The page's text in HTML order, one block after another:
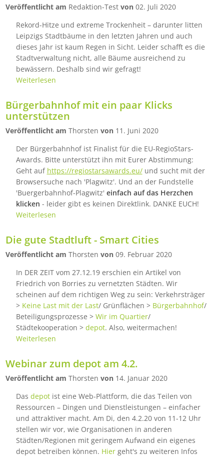
Veröffentlicht am Redaktion-Test von 02. Juli 2020
Rekord-Hitze und extreme Trockenheit – darunter litten
Leipzigs Stadtbäume in den letzten Jahren und auch
dieses Jahr ist kaum Regen in Sicht. Leider schafft es die
Stadtverwaltung nicht, alle Bäume ausreichend zu
bewässern. Deshalb sind wir gefragt!
Weiterlesen
Bürgerbahnhof mit ein paar Klicks
unterstützen
Veröffentlicht am Thorsten von 11. Juni 2020
Der Bürgerbahnhof ist Finalist für die EU-RegioStars-
Awards. Bitte unterstützt ihn mit Eurer Abstimmung:
Geht auf https://regiostarsawards.eu/und sucht mit der
Browsersuche nach 'Plagwitz'. Und an der Fundstelle
'Buergerbahnhof-Plagwitz' einfach auf das Herzchen
klicken - leider gibt es keinen Direktlink. DANKE EUCH!
Weiterlesen
Die gute Stadtluft - Smart Cities
Veröffentlicht am Thorsten von 09. Februar 2020
In DER ZEIT vom 27.12.19 erschien ein Artikel von
Friedrich von Borries zu vernetzten Städten. Wir
scheinen auf dem richtigen Weg zu sein: Verkehrsträger
> Keine Last mit der Last/ Grünflächen > Bürgerbahnhof/
Beteiligungsprozesse > Wir im Quartier/
Städtekooperation > depot. Also, weitermachen!
Weiterlesen
Webinar zum depot am 4.2.
Veröffentlicht am Thorsten von 14. Januar 2020
Das depotist eine Web-Plattform, die das Teilen von
Ressourcen – Dingen und Dienstleistungen – einfacher
und attraktiver macht. Am Di, den 4.2.20 von 11-12 Uhr
stellen wir vor, wie Organisationen in anderen
Städten/Regionen mit geringem Aufwand ein eigenes
depot betreiben können. Hiergeht's zu weiteren Infos